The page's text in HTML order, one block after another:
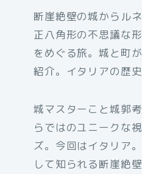
断崖絶壁の城からル
正八角形の不思議な
をめぐる旅。城と町
紹介。イタリアの歴
城マスターこと城郭
らではのユニークな
ズ。今回はイタリア
して知られる断崖絶